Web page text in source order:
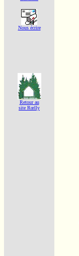
Nous écrire
Retour au
site Rœlly